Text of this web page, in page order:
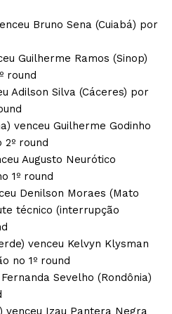
Bruno Sena (Cuiabá) por
Guilherme Ramos (Sinop)
round
Adilson Silva (Cáceres) por
venceu Guilherme Godinho
2º round
Augusto Neurótico
1º round
Denilson Moraes (Mato
técnico (interrupção
venceu Kelvyn Klysman
no 1º round
Sevelho (Rondônia)
venceu Izau Pantera Negra